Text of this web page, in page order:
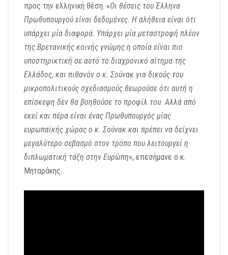
προς την ελληνική θέση. «Οι θέσεις του Έλληνα
Πρωθυπουργού είναι δεδομένες. Η αλήθεια είναι ότι
υπάρχει μία διαφορά. Υπάρχει μία μεταστροφή πλέον
της Βρετανικής κοινής γνώμης η οποία είναι πιο
υποστηρικτική σε αυτό το διαχρονικό αίτημα της
Ελλάδος, και πιθανόν ο κ. Σούνακ για δικούς του
μικροπολιτικούς σχεδιασμούς θεωρούσε ότι αυτή η
επίσκεψη δεν θα βοηθούσε το προφίλ του. Αλλά από
εκεί και πέρα είναι ένας Πρωθυπουργός μίας
ευρωπαϊκής χώρας ο κ. Σούνακ και πρέπει να δείχνει
μεγαλύτερο σεβασμό στον τρόπο που λειτουργεί η
διπλωματική τάξη στην Ευρώπη», επεσήμανε ο κ.
Μηταράκης.